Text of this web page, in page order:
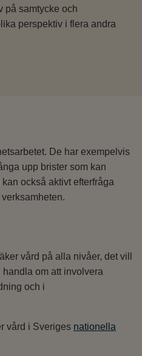
på samtycke och
perspektiv i flera andra
De har exempelvis
upp brister som kan
också aktivt efterfråga
vård på alla nivåer, det vill
om att involvera
och i
vård i Sveriges nationella